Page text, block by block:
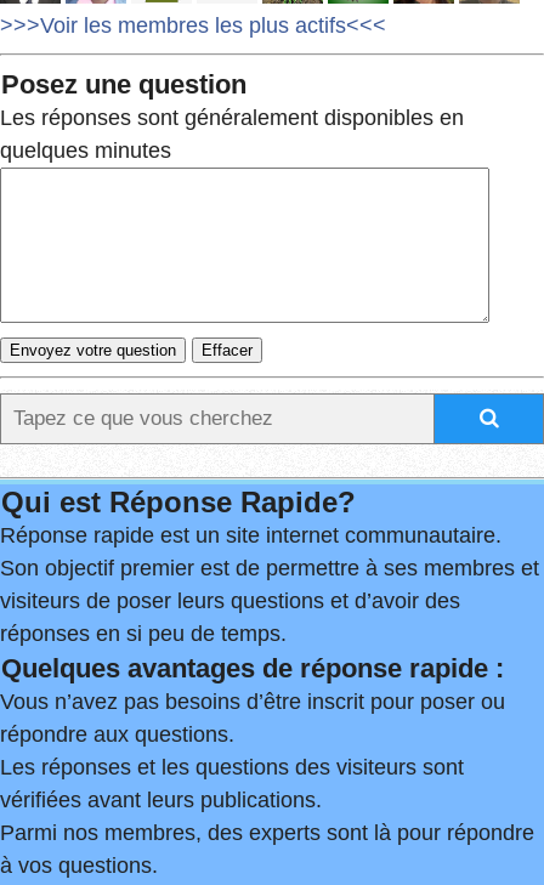
>>>Voir les membres les plus actifs<<<
Posez une question
Les réponses sont généralement disponibles en
quelques minutes
Qui est Réponse Rapide?
Réponse rapide est un site internet communautaire.
Son objectif premier est de permettre à ses membres et
visiteurs de poser leurs questions et d’avoir des
réponses en si peu de temps.
Quelques avantages de réponse rapide :
Vous n’avez pas besoins d’être inscrit pour poser ou
répondre aux questions.
Les réponses et les questions des visiteurs sont
vérifiées avant leurs publications.
Parmi nos membres, des experts sont là pour répondre
à vos questions.